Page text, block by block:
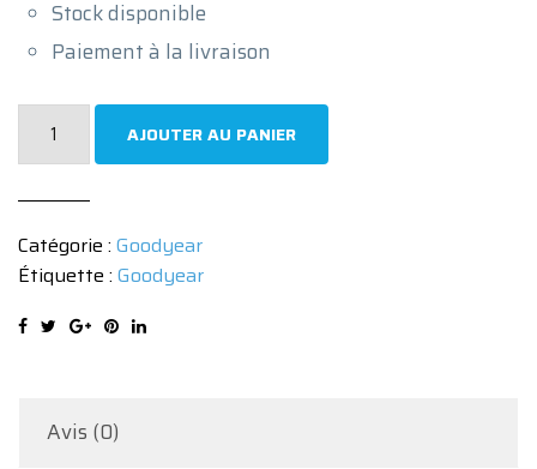
Stock disponible
Paiement à la livraison
quantité
EAGLE
SPORT
235/45
AJOUTER AU PANIER
Catégorie : Goodyear
Étiquette : Goodyear
Avis (0)